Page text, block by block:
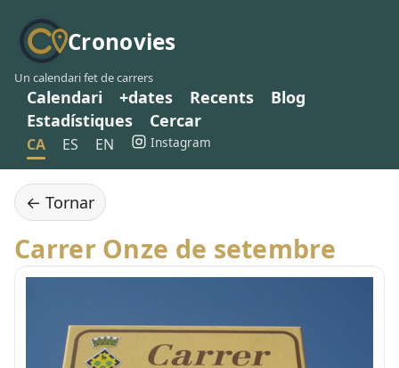
Cronovies
Un calendari fet de carrers
Calendari +dates Recents
Blog
Estadístiques
Cercar
CA ES EN Instagram
← Tornar
Carrer Onze de setembre